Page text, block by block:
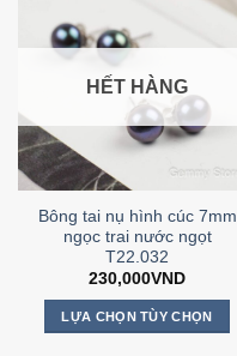
HẾT HÀNG
Bông tai nụ hình cúc 7mm
ngọc trai nước ngọt
T22.032
230,000VND
LỰA CHỌN TÙY CHỌN